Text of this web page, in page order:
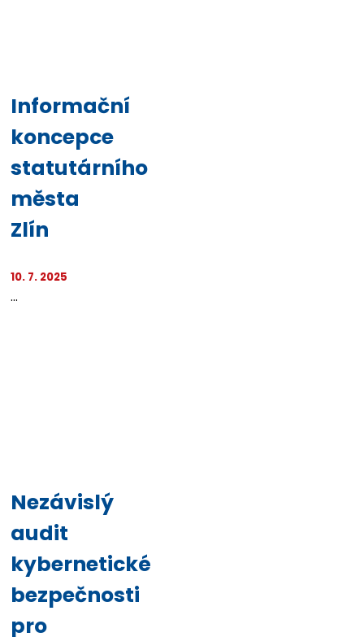
Informační
koncepce
statutárního
města
Zlín
10. 7. 2025
...
Nezávislý
audit
kybernetické
bezpečnosti
pro